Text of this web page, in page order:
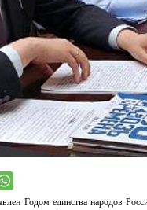
Годом единства народов